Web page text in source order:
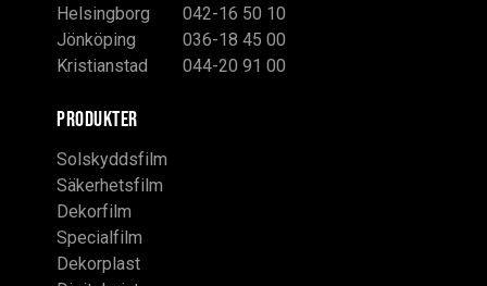
Helsingborg
042-16 50 10
Jönköping
036-18 45 00
Kristianstad
044-20 91 00
PRODUKTER
Solskyddsfilm
Säkerhetsfilm
Dekorfilm
Specialfilm
Dekorplast